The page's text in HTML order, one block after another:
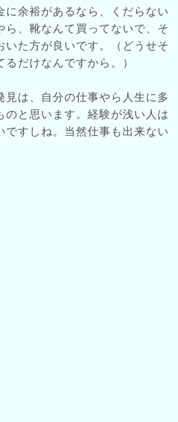
に余裕があるなら、くだらない
ら、靴なんて買ってないで、そ
いた方が良いです。（どうせそ
だけなんですから。）
見は、自分の仕事やら人生に多
のと思います。経験が浅い人は
ですしね。当然仕事も出来ない